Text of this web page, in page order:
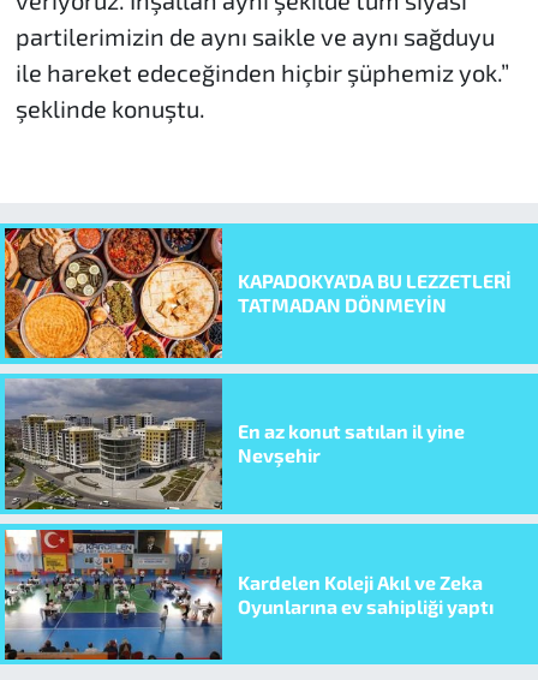
partilerimizin de aynı saikle ve aynı sağduyu
ile hareket edeceğinden hiçbir şüphemiz yok.”
şeklinde konuştu.
KAPADOKYA’DA BU LEZZETLERİ
TATMADAN DÖNMEYİN
En az konut satılan il yine
Nevşehir
Kardelen Koleji Akıl ve Zeka
Oyunlarına ev sahipliği yaptı